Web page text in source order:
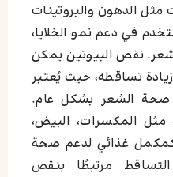
الدهون والبروتينات
في دعم نمو الخلايا،
نقص البيوتين يمكن
تساقطه، حيث يُعتبر
صحة الشعر بشكل عام.
مثل المكسرات، البيض،
كمكمل غذائي لدعم صحة
مرتبطًا بنقص